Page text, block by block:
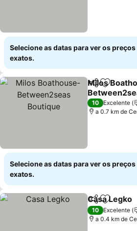
Selecione as datas para ver os preços
exatos.
Partilhar
Milos
10 Excelente
a 0.7 km de
Selecione as datas para ver os preços
exatos.
Partilhar
Casa Legko
10 Excelente
a 0.4 km de